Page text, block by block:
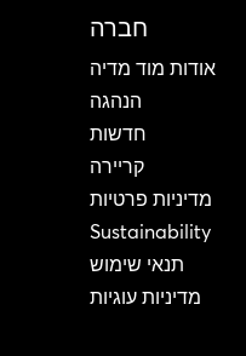
חברה
אודות מוד מדיה
הנהגה
חדשות
קריירה
מדיניות פרטיות
Sustainability
תנאי שימוש
מדיניות עוגיות